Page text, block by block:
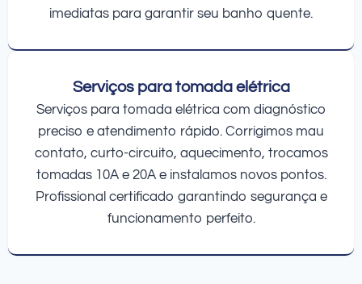
imediatas para garantir seu banho quente.
Serviços para tomada elétrica
Serviços para tomada elétrica com diagnóstico
preciso e atendimento rápido. Corrigimos mau
contato, curto-circuito, aquecimento, trocamos
tomadas 10A e 20A e instalamos novos pontos.
Profissional certificado garantindo segurança e
funcionamento perfeito.